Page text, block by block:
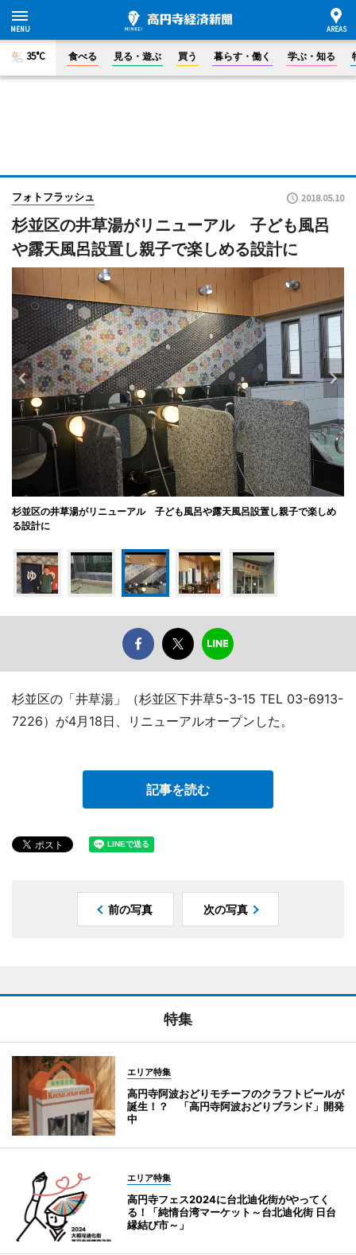
35°C 食べる 見る・遊ぶ 買う 暮らす・働く 学ぶ・知る
フォトフラッシュ 2018.05.10
杉並区の井草湯がリニューアル 子ども風呂
や露天風呂設置し親子で楽しめる設計に
杉並区の井草湯がリニューアル 子ども風呂や露天風呂設置し親子で楽しめ
る設計に
杉並区の「井草湯」（杉並区下井草5-3-15 TEL 03-6913-
7226）が4月18日、リニューアルオープンした。
記事を読む
前の写真 次の写真
特集
エリア特集
高円寺阿波おどりモチーフのクラフトビールが
誕生！？ 「高円寺阿波おどりブランド」開発
中
エリア特集
高円寺フェス2024に台北迪化街がやってく
る！「純情台湾マーケット～台北迪化街 日台
縁結び市～」